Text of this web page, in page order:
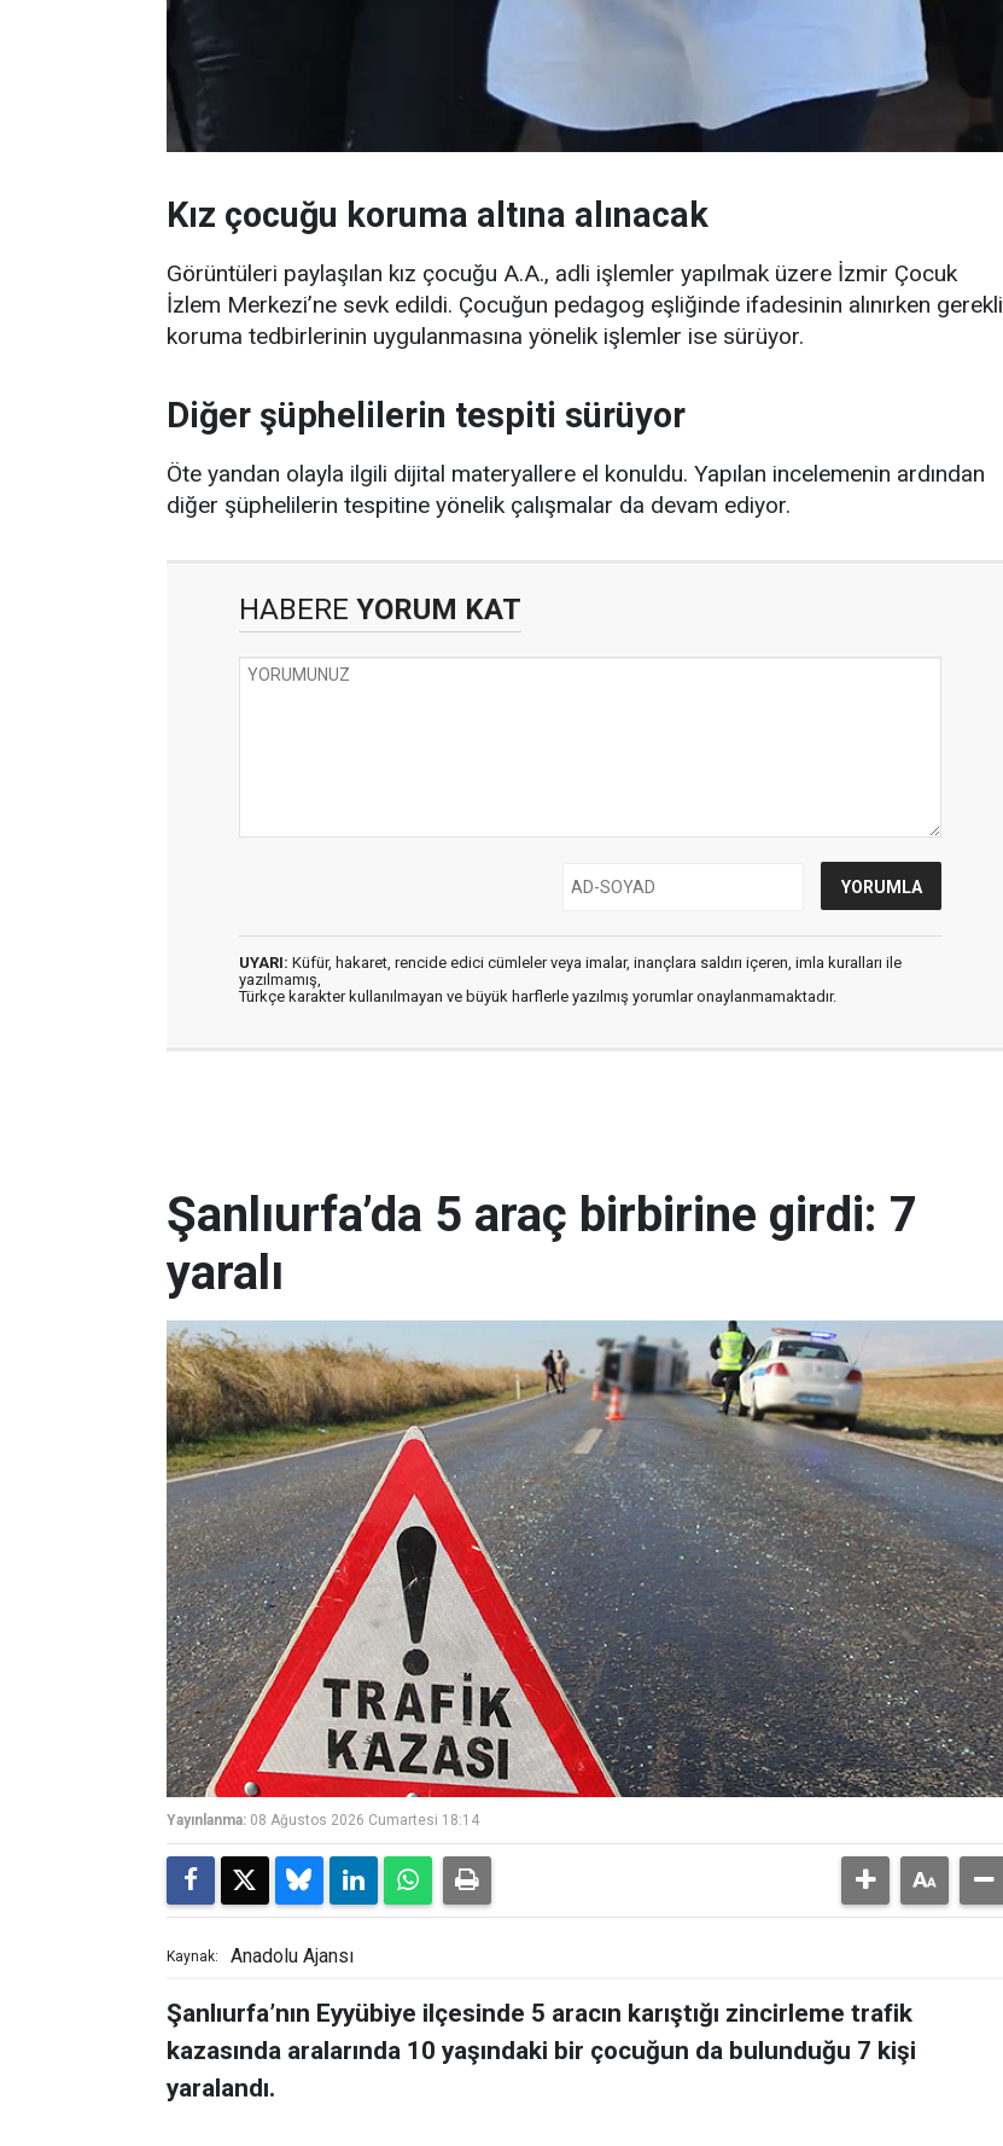
Kız çocuğu koruma altına alınacak
Görüntüleri paylaşılan kız çocuğu A.A., adli işlemler yapılmak üzere İzmir Çocuk
İzlem Merkezi’ne sevk edildi. Çocuğun pedagog eşliğinde ifadesinin alınırken gerekli
koruma tedbirlerinin uygulanmasına yönelik işlemler ise sürüyor.
Diğer şüphelilerin tespiti sürüyor
Öte yandan olayla ilgili dijital materyallere el konuldu. Yapılan incelemenin ardından
diğer şüphelilerin tespitine yönelik çalışmalar da devam ediyor.
HABERE YORUM KAT
UYARI: Küfür, hakaret, rencide edici cümleler veya imalar, inançlara saldırı içeren, imla kuralları ile
yazılmamış,
Türkçe karakter kullanılmayan ve büyük harflerle yazılmış yorumlar onaylanmamaktadır.
Şanlıurfa’da 5 araç birbirine girdi: 7
yaralı
Yayınlanma: 08 Ağustos 2026 Cumartesi 18:14
Kaynak: Anadolu Ajansı
Şanlıurfa’nın Eyyübiye ilçesinde 5 aracın karıştığı zincirleme trafik
kazasında aralarında 10 yaşındaki bir çocuğun da bulunduğu 7 kişi
yaralandı.